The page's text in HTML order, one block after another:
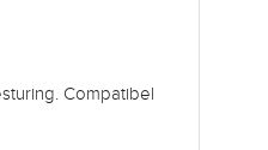
Compatibel